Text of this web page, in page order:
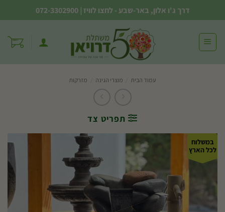
to
content
דרך ג'ו אלון, באר-שבע - לחצו לוויז |
072-3302900
עמוד הבית מוצרי הגינה מזרקות
תפריט צד
במשלוח
לכל הארץ